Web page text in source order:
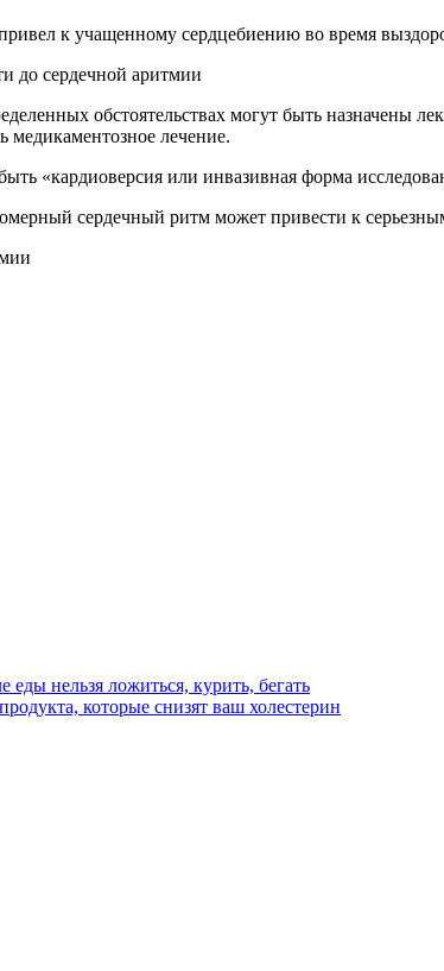
привел к учащенному сердцебиению во время
до сердечной аритмии
обстоятельствах могут быть назначены
медикаментозное лечение.
«кардиоверсия или инвазивная форма
сердечный ритм может привести к
еды нельзя ложиться, курить, бегать
которые снизят ваш холестерин